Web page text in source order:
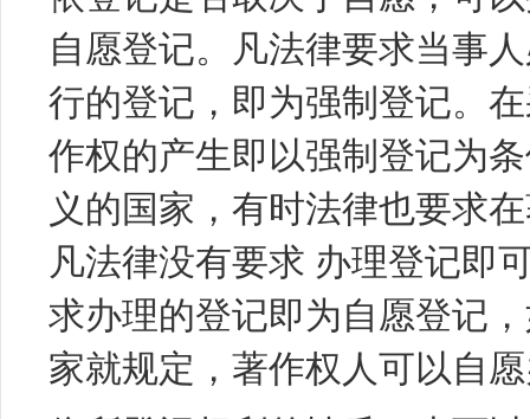
自愿登记。凡法律要求当事
行的登记，即为强制登记。
作权的产生即以强制登记为
义的国家，有时法律也要求
凡法律没有要求 办理登记即
求办理的登记即为自愿登记
家就规定，著作权人可以自